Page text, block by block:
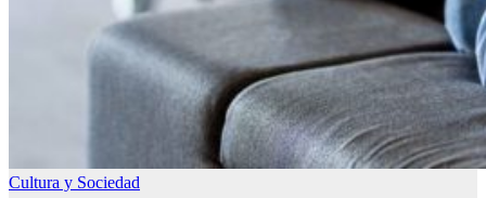
Cultura y Sociedad